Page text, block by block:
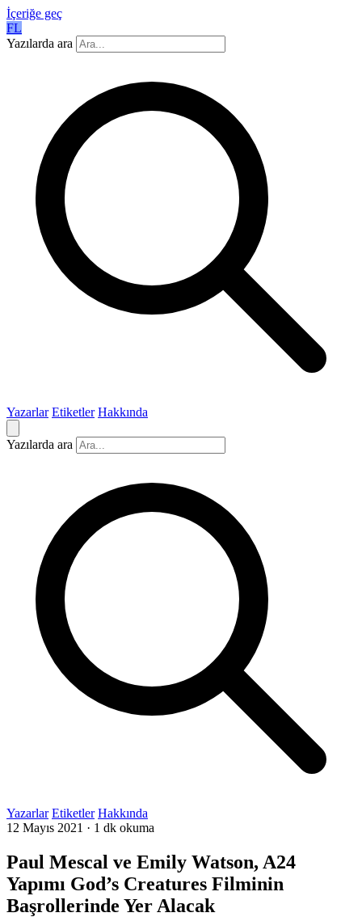
İçeriğe geç
FL
Yazılarda ara
Yazarlar Etiketler Hakkında
Yazılarda ara
Yazarlar Etiketler Hakkında
12 Mayıs 2021 · 1 dk okuma
Paul Mescal ve Emily Watson, A24
Yapımı God’s Creatures Filminin
Başrollerinde Yer Alacak